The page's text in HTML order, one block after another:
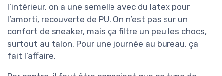
l’intérieur, on a une semelle avec du latex pour
l’amorti, recouverte de PU. On n’est pas sur un
confort de sneaker, mais ça filtre un peu les chocs,
surtout au talon. Pour une journée au bureau, ça
fait l’affaire.